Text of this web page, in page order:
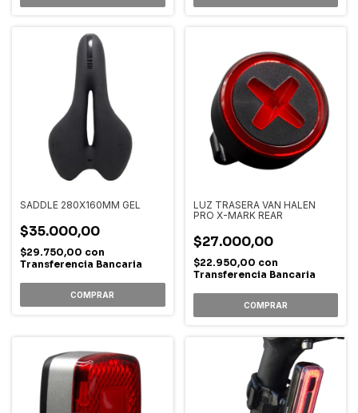
SADDLE 280X160MM GEL
$35.000,00
$29.750,00 con
Transferencia Bancaria
LUZ TRASERA VAN HALEN
PRO X-MARK REAR
$27.000,00
$22.950,00 con
Transferencia Bancaria